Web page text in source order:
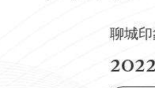
聊城